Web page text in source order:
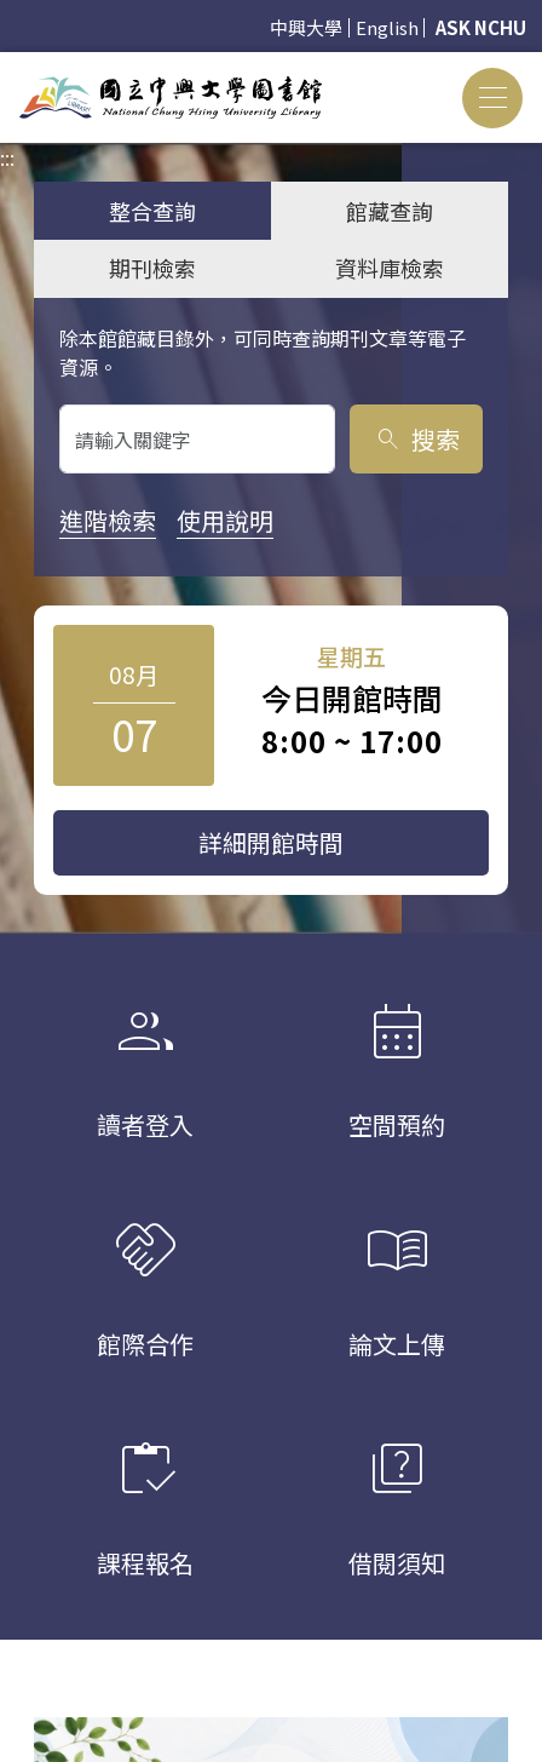
中興大學 English ASK NCHU
:::
整合查詢
館藏查詢
期刊檢索
資料庫檢索
除本館館藏目錄外，可同時查詢期刊文章等電子
資源。
關鍵字搜尋
search 搜索
進階檢索 使用說明
08月
07
星期五
今日開館時間
8:00 ~ 17:00
詳細開館時間
group
讀者登入
calendar_month
空間預約
handshake
館際合作
menu_book
論文上傳
inventory
課程報名
quiz
借閱須知